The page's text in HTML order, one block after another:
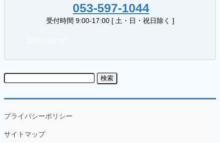
053-597-1044
受付時間 9:00-17:00 [ 土・日・祝日除く ]
検
索:
プライバシーポリシー
サイトマップ